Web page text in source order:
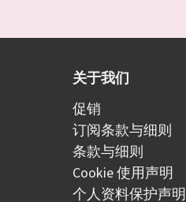
关于我们
促销
订阅条款与细则
条款与细则
Cookie 使用声明
个人资料保护声明